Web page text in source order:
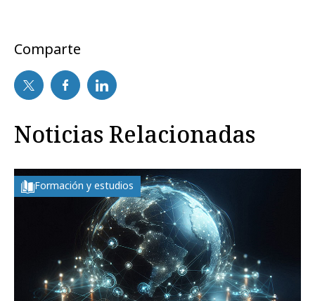
Comparte
Noticias Relacionadas
Formación y estudios